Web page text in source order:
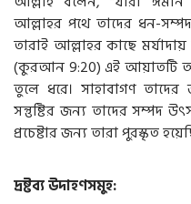
আল্লাহর পথে তাদের ধন-
তারাই আল্লাহর কাছে
(কুরআন 9:20) এই আয়াতটি
তুলে ধরে। সাহাবাগণ
সন্তুষ্টির জন্য তাদের সম্পদ
প্রচেষ্টার জন্য তারা পুরস্কৃত
দ্রষ্টব্য উদাহণসমুহ: